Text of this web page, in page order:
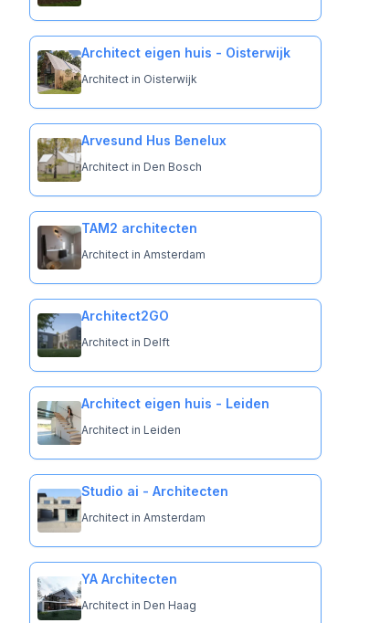
Architect eigen huis - Oisterwijk
Architect in Oisterwijk
Arvesund Hus Benelux
Architect in Den Bosch
TAM2 architecten
Architect in Amsterdam
Architect2GO
Architect in Delft
Architect eigen huis - Leiden
Architect in Leiden
Studio ai - Architecten
Architect in Amsterdam
YA Architecten
Architect in Den Haag